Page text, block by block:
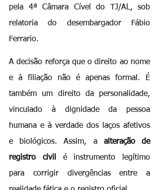
pela 4ª Câmara Cível do TJ/AL, sob
relatoria do desembargador Fábio
Ferrario.
A decisão reforça que o direito ao nome
e à filiação não é apenas formal. É
também um direito da personalidade,
vinculado à dignidade da pessoa
humana e à verdade dos laços afetivos
e biológicos. Assim, a alteração de
registro civil
é instrumento legítimo
para corrigir divergências entre a